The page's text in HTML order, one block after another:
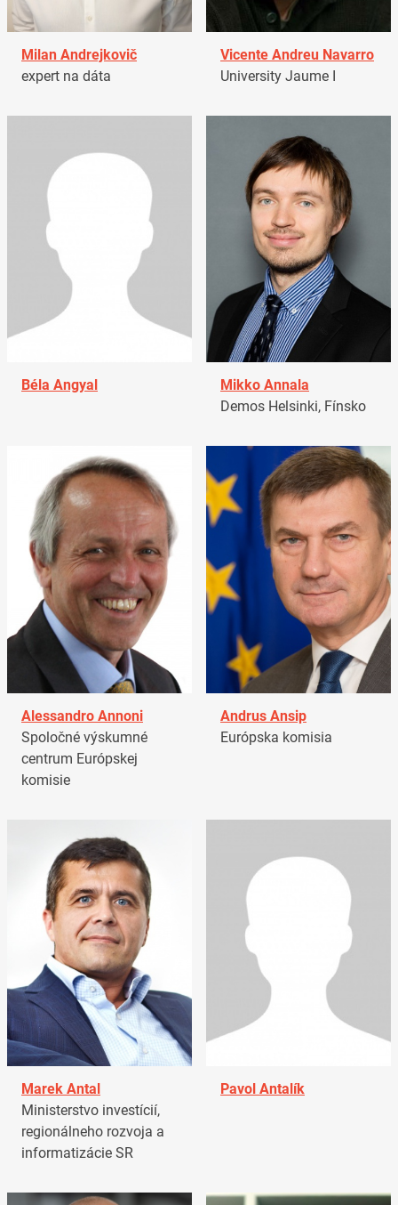
Milan Andrejkovič
expert na dáta
Vicente Andreu Navarro
University Jaume I
Béla Angyal
Mikko Annala
Demos Helsinki, Fínsko
Alessandro Annoni
Spoločné výskumné
centrum Európskej
komisie
Andrus Ansip
Európska komisia
Marek Antal
Ministerstvo investícií,
regionálneho rozvoja a
informatizácie SR
Pavol Antalík